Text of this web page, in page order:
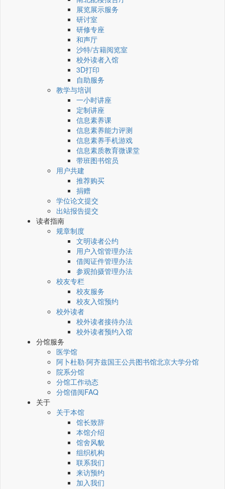
展览展示服务
研讨室
研修专座
和声厅
沙特/古籍阅览室
校外读者入馆
3D打印
自助服务
教学与培训
一小时讲座
定制讲座
信息素养课
信息素养能力评测
信息素养手机游戏
信息素质教育微课堂
带班图书馆员
用户共建
推荐购买
捐赠
学位论文提交
出站报告提交
读者指南
规章制度
文明读者公约
用户入馆管理办法
借阅证件管理办法
参观拍摄管理办法
校友专栏
校友服务
校友入馆预约
校外读者
校外读者接待办法
校外读者预约入馆
分馆服务
医学馆
阿卜杜勒·阿齐兹国王公共图书馆北京大学分馆
院系分馆
分馆工作动态
分馆借阅FAQ
关于
关于本馆
馆长致辞
本馆介绍
馆舍风貌
组织机构
联系我们
来访预约
加入我们